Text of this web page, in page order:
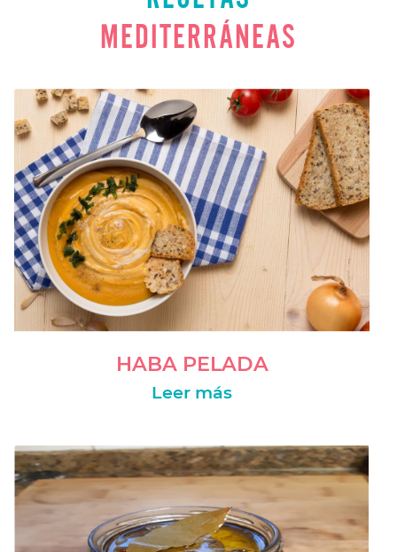
MEDITERRÁNEAS
-->org.dom4j.tree.DefaultDocument@7dc32da5
[Document: name null]<-- -->es_ES<--
HABA PELADA
Leer más
-->org.dom4j.tree.DefaultDocument@7aea36bc
[Document: name null]<-- -->es_ES<--